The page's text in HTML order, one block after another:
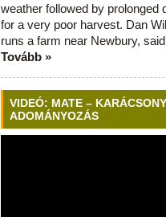
weather followed by prolonged
for a very poor harvest. Dan
runs a farm near Newbury,
Tovább »
VIDEÓ: MATE –
ADOMÁNYOZÁS